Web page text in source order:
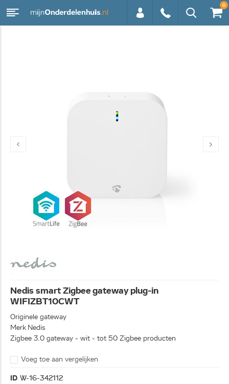
0
Nedis smart Zigbee gateway plug-in
WIFIZBT10CWT
Originele gateway
Merk Nedis
Zigbee 3.0 gateway - wit - tot 50 Zigbee producten
Voeg toe aan vergelijken
ID W-16-342112